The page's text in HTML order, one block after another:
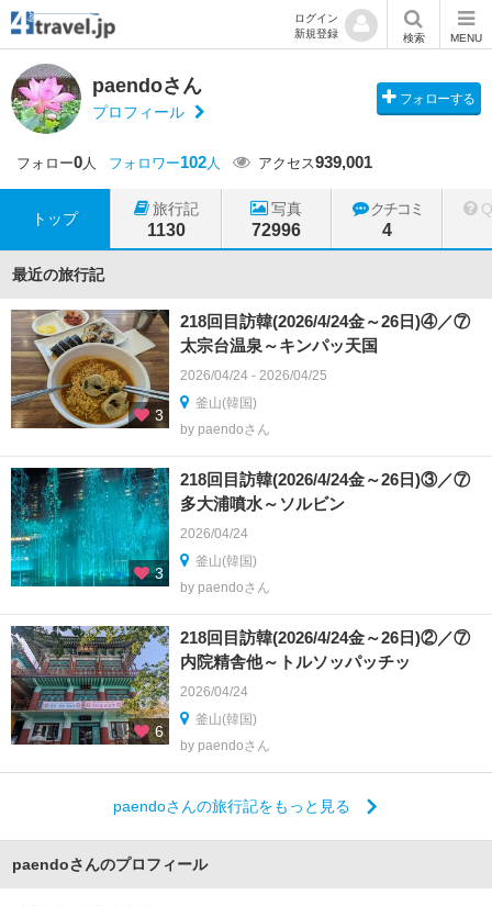
ログイン
新規登録
検索 MENU
paendoさん
プロフィール
フォローする
フォロー0人 フォロワー102人 アクセス939,001
トップ
旅行記
1130
写真
72996
クチコミ
4
最近の旅行記
3
218回目訪韓(2026/4/24金～26日)④／⑦
太宗台温泉～キンパッ天国
2026/04/24 - 2026/04/25
釜山(韓国)
by paendoさん
3
218回目訪韓(2026/4/24金～26日)③／⑦
多大浦噴水～ソルビン
2026/04/24
釜山(韓国)
by paendoさん
6
218回目訪韓(2026/4/24金～26日)②／⑦
内院精舎他～トルソッパッチッ
2026/04/24
釜山(韓国)
by paendoさん
paendoさんの旅行記をもっと見る
paendoさんのプロフィール